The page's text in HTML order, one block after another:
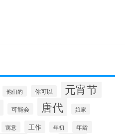
他们的 你可以 元宵节
可能会 唐代 娘家
寓意 工作 年初 年龄